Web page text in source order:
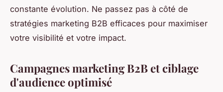
constante évolution. Ne passez pas à côté de
stratégies marketing B2B efficaces pour maximiser
votre visibilité et votre impact.
Campagnes marketing B2B et ciblage
d'audience optimisé